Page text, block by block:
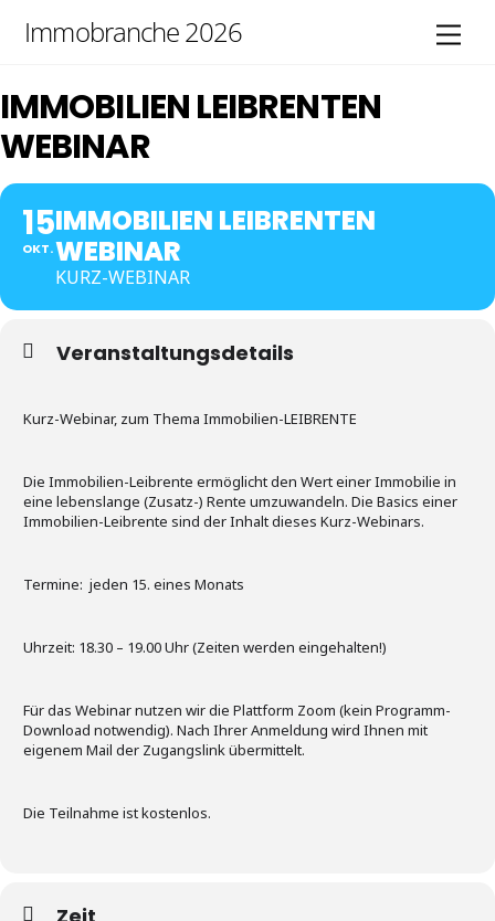
Immobranche 2026
IMMOBILIEN LEIBRENTEN
WEBINAR
15
OKT.
IMMOBILIEN LEIBRENTEN
WEBINAR
KURZ-WEBINAR
Veranstaltungsdetails
Kurz-Webinar, zum Thema Immobilien-LEIBRENTE
Die Immobilien-Leibrente ermöglicht den Wert einer Immobilie in
eine lebenslange (Zusatz-) Rente umzuwandeln. Die Basics einer
Immobilien-Leibrente sind der Inhalt dieses Kurz-Webinars.
Termine: jeden 15. eines Monats
Uhrzeit: 18.30 – 19.00 Uhr (Zeiten werden eingehalten!)
Für das Webinar nutzen wir die Plattform Zoom (kein Programm-
Download notwendig). Nach Ihrer Anmeldung wird Ihnen mit
eigenem Mail der Zugangslink übermittelt.
Die Teilnahme ist kostenlos.